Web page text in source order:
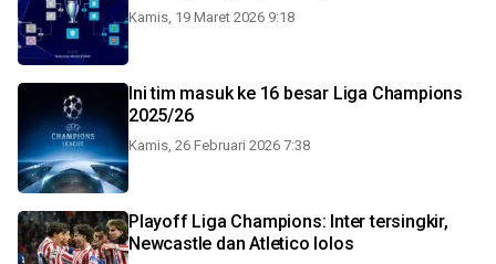
Kamis, 19 Maret 2026 9:18
Ini tim masuk ke 16 besar Liga Champions
2025/26
Kamis, 26 Februari 2026 7:38
Playoff Liga Champions: Inter tersingkir,
Newcastle dan Atletico lolos